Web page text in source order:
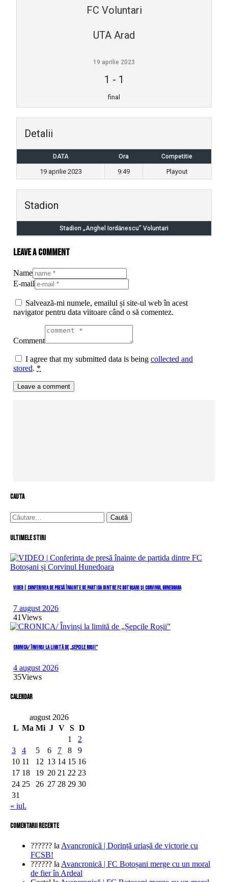
FC Voluntari
UTA Arad
19 aprilie 2023
1 - 1
final
Detalii
DATA Ora Competitie
19 aprilie 2023 9:49 Playout
Stadion
Stadion „Anghel Iordănescu” Voluntari
Leave a comment
Name
E-mail
Salvează-mi numele, emailul și site-ul web în acest
navigator pentru data viitoare când o să comentez.
Comment
I agree that my submitted data is being collected and
stored. *
cauta
Caută
după:
Ultimele stiri
VIDEO | Conferința de presă înainte de partida dintre FC Botoșani și Corvinul Hunedoara
7 august 2026
41Views
CRONICA/ Învinși la limită de „Șepcile Roșii”
4 august 2026
35Views
Calendar
august 2026
L Ma Mi J V S D
1
2
3
4 5 6 7 8
9
10 11 12 13 14 15 16
17 18 19 20 21 22 23
24 25 26 27 28 29 30
31
« iul.
comentarii recente
?????? la Avancronică | Dorință uriașă de victorie cu
FCSB!
?????? la Avancronică | FC Botoșani merge cu un moral
de fier în Ardeal